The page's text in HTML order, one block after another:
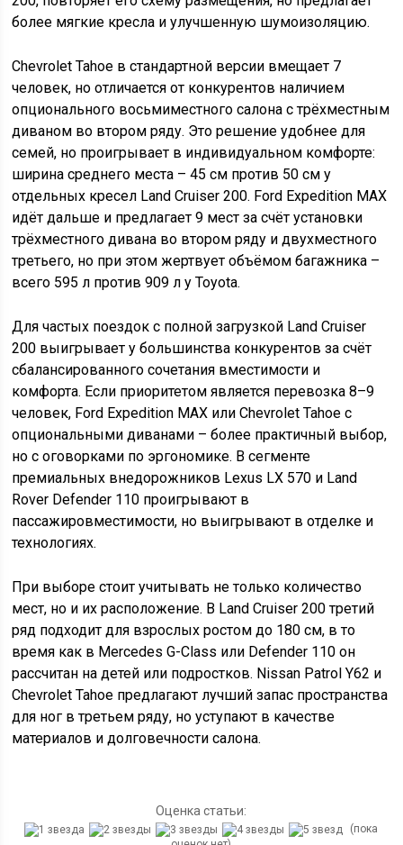
более мягкие кресла и улучшенную шумоизоляцию.
Chevrolet Tahoe в стандартной версии вмещает 7
человек, но отличается от конкурентов наличием
опционального восьмиместного салона с трёхместным
диваном во втором ряду. Это решение удобнее для
семей, но проигрывает в индивидуальном комфорте:
ширина среднего места – 45 см против 50 см у
отдельных кресел Land Cruiser 200. Ford Expedition MAX
идёт дальше и предлагает 9 мест за счёт установки
трёхместного дивана во втором ряду и двухместного
третьего, но при этом жертвует объёмом багажника –
всего 595 л против 909 л у Toyota.
Для частых поездок с полной загрузкой Land Cruiser
200 выигрывает у большинства конкурентов за счёт
сбалансированного сочетания вместимости и
комфорта. Если приоритетом является перевозка 8–9
человек, Ford Expedition MAX или Chevrolet Tahoe с
опциональными диванами – более практичный выбор,
но с оговорками по эргономике. В сегменте
премиальных внедорожников Lexus LX 570 и Land
Rover Defender 110 проигрывают в
пассажировместимости, но выигрывают в отделке и
технологиях.
При выборе стоит учитывать не только количество
мест, но и их расположение. В Land Cruiser 200 третий
ряд подходит для взрослых ростом до 180 см, в то
время как в Mercedes G-Class или Defender 110 он
рассчитан на детей или подростков. Nissan Patrol Y62 и
Chevrolet Tahoe предлагают лучший запас пространства
для ног в третьем ряду, но уступают в качестве
материалов и долговечности салона.
Оценка статьи:
(пока